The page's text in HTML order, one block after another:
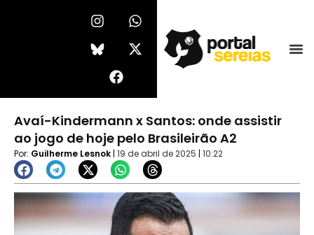
I
n
s
t
r
m
W
h
a
t
p
X
-
t
w
t
r
b
o
o
Avaí-Kindermann x Santos: onde assistir
ao jogo de hoje pelo Brasileirão A2
Por: Guilherme Lesnok | 19 de abril de 2025 | 10:22